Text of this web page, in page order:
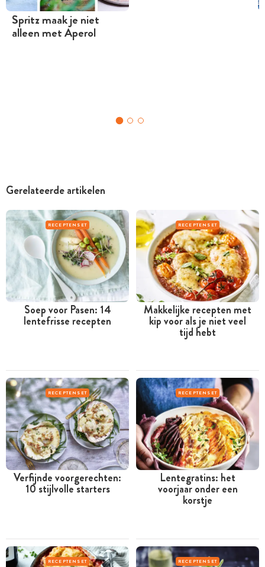
Spritz maak je niet
alleen met Aperol
Gerelateerde artikelen
RECEPTENSET
Soep voor Pasen: 14
lentefrisse recepten
RECEPTENSET
Makkelijke recepten met
kip voor als je niet veel
tijd hebt
RECEPTENSET
Verfijnde voorgerechten:
10 stijlvolle starters
RECEPTENSET
Lentegratins: het
voorjaar onder een
korstje
RECEPTENSET RECEPTENSET